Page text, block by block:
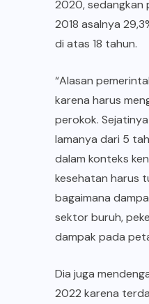
2020, sedangkan
2018 asalnya
di atas 18 tahun.
“Alasan
karena harus
perokok.
lamanya dari 5
dalam konteks
kesehatan harus
bagaimana
sektor buruh,
dampak pada
Dia juga
2022 karena